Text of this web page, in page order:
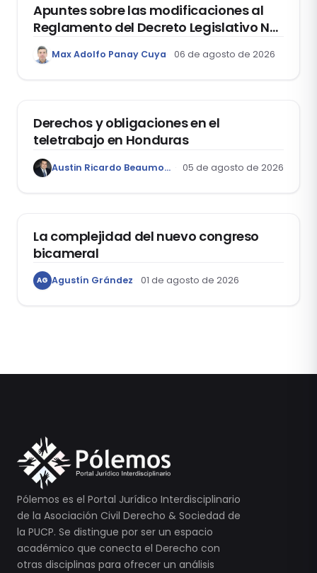
Apuntes sobre las modificaciones al
Reglamento del Decreto Legislativo Nº
1400, que aprueba el Régimen de
Garantía Mobiliaria
Max Adolfo Panay Cuya 06 de agosto de 2026
Derechos y obligaciones en el
teletrabajo en Honduras
Austin Ricardo Beaumont Rivera 05 de agosto de 2026
La complejidad del nuevo congreso
bicameral
AG Agustín Grández 01 de agosto de 2026
Pólemos es el Portal Jurídico Interdisciplinario
de la Asociación Civil Derecho & Sociedad de
la PUCP. Se distingue por ser un espacio
académico que conecta el Derecho con
otras disciplinas para ofrecer un análisis